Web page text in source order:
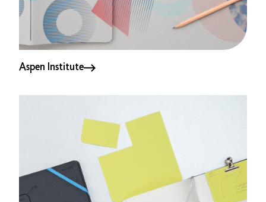
Aspen Institute